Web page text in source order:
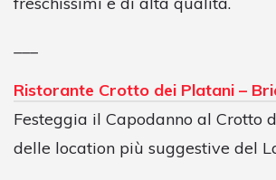
Ristorante Crotto dei Platani –
Festeggia il Capodanno al Crotto
delle location più suggestive del